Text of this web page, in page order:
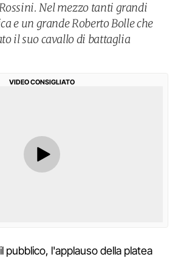
Nel mezzo tanti grandi
e un grande Roberto Bolle che
il suo cavallo di battaglia
VIDEO CONSIGLIATO
pubblico, l'applauso della platea